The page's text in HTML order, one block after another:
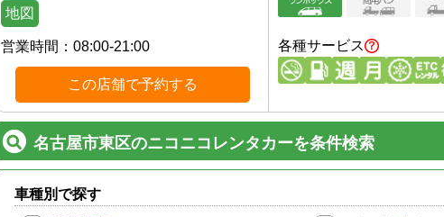
地図
営業時間： 08:00-21:00
この店舗で予約する
各種サービス
名古屋市東区のニコニコレンタカーを条件検索
車種別で探す